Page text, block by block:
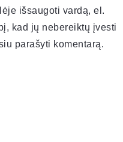
išsaugoti vardą, el.
kad jų nebereiktų įvesti
parašyti komentarą.